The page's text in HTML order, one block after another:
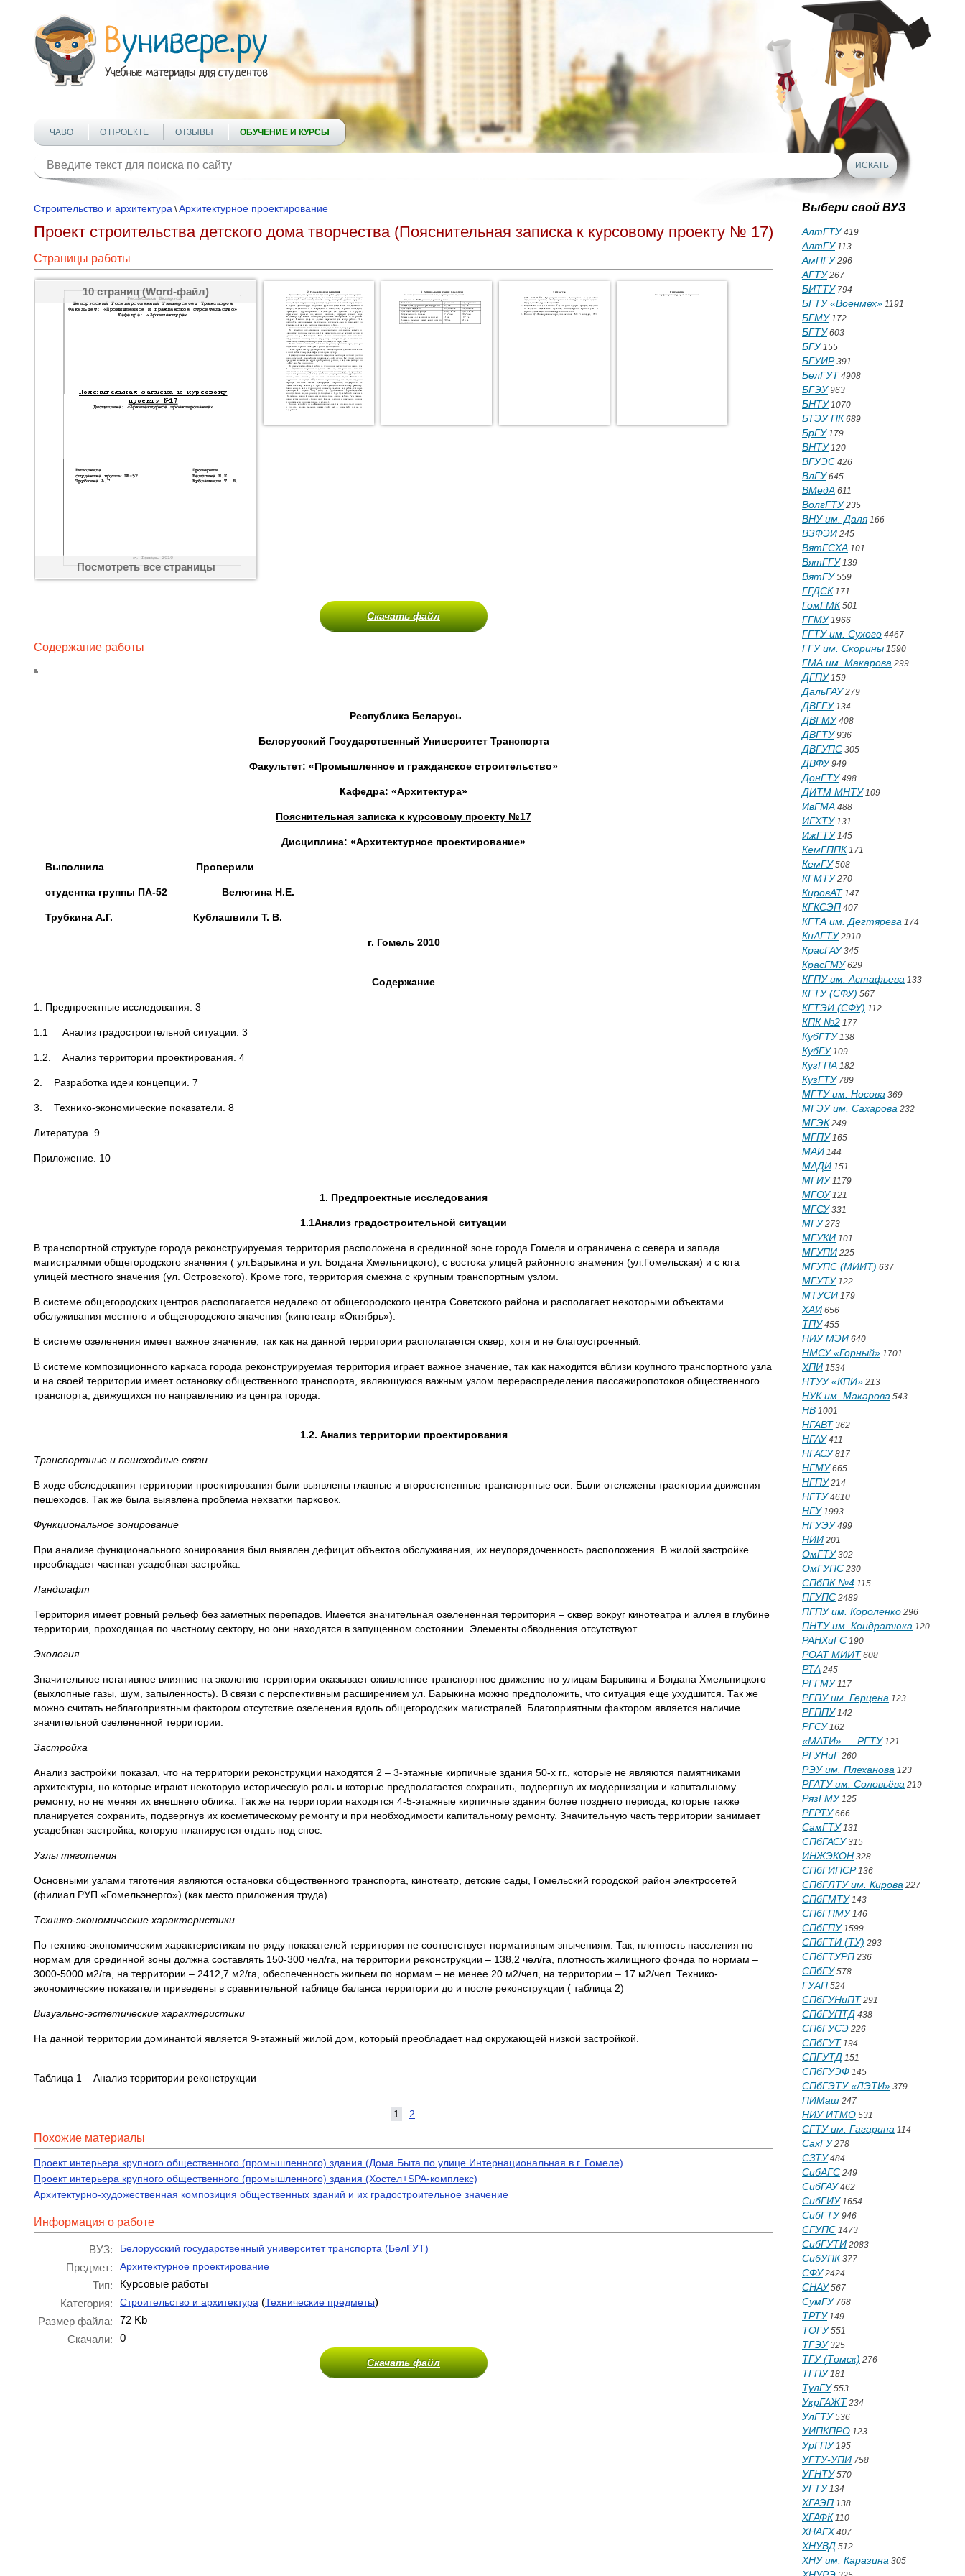
ЧАВО О ПРОЕКТЕ ОТЗЫВЫ ОБУЧЕНИЕ И КУРСЫ
Строительство и архитектура \Архитектурное проектирование
Проект строительства детского дома творчества (Пояснительная записка к курсовому проекту № 17)
Страницы работы
10 страниц (Word-файл)
Посмотреть все страницы
Скачать файл
Содержание работы
Республика Беларусь
Белорусский Государственный Университет Транспорта
Факультет: «Промышленное и гражданское строительство»
Кафедра: «Архитектура»
Пояснительная записка к курсовому проекту №17
Дисциплина: «Архитектурное проектирование»
Выполнила Проверили
студентка группы ПА-52 Велюгина Н.Е.
Трубкина А.Г. Кублашвили Т. В.
г. Гомель 2010
Содержание
1. Предпроектные исследования. 3
1.1 Анализ градостроительной ситуации. 3
1.2. Анализ территории проектирования. 4
2. Разработка идеи концепции. 7
3. Технико-экономические показатели. 8
Литература. 9
Приложение. 10
1. Предпроектные исследования
1.1Анализ градостроительной ситуации
В транспортной структуре города реконструируемая территория расположена в срединной зоне города Гомеля и ограничена с севера и запада
магистралями общегородского значения ( ул.Барыкина и ул. Богдана Хмельницкого), с востока улицей районного знамения (ул.Гомельская) и с юга
улицей местного значения (ул. Островского). Кроме того, территория смежна с крупным транспортным узлом.
В системе общегородских центров располагается недалеко от общегородского центра Советского района и располагает некоторыми объектами
обслуживания местного и общегородского значения (кинотеатр «Октябрь»).
В системе озеленения имеет важное значение, так как на данной территории располагается сквер, хотя и не благоустроенный.
В системе композиционного каркаса города реконструируемая территория играет важное значение, так как находится вблизи крупного транспортного узла
и на своей территории имеет остановку общественного транспорта, являющуюся важным узлом перераспределения пассажиропотоков общественного
транспорта, движущихся по направлению из центра города.
1.2. Анализ территории проектирования
Транспортные и пешеходные связи
В ходе обследования территории проектирования были выявлены главные и второстепенные транспортные оси. Были отслежены траектории движения
пешеходов. Так же была выявлена проблема нехватки парковок.
Функциональное зонирование
При анализе функционального зонирования был выявлен дефицит объектов обслуживания, их неупорядоченность расположения. В жилой застройке
преобладает частная усадебная застройка.
Ландшафт
Территория имеет ровный рельеф без заметных перепадов. Имеется значительная озелененная территория – сквер вокруг кинотеатра и аллея в глубине
территории, проходящая по частному сектору, но они находятся в запущенном состоянии. Элементы обводнения отсутствуют.
Экология
Значительное негативное влияние на экологию территории оказывает оживленное транспортное движение по улицам Барыкина и Богдана Хмельницкого
(выхлопные газы, шум, запыленность). В связи с перспективным расширением ул. Барыкина можно предположить, что ситуация еще ухудшится. Так же
можно считать неблагоприятным фактором отсутствие озеленения вдоль общегородских магистралей. Благоприятным фактором является наличие
значительной озелененной территории.
Застройка
Анализ застройки показал, что на территории реконструкции находятся 2 – 3-этажные кирпичные здания 50-х гг., которые не являются памятниками
архитектуры, но которые играют некоторую историческую роль и которые предполагается сохранить, подвергнув их модернизации и капитальному
ремонту, но не меняя их внешнего облика. Так же на территории находятся 4-5-этажные кирпичные здания более позднего периода, которые также
планируется сохранить, подвергнув их косметическому ремонту и при необходимости капитальному ремонту. Значительную часть территории занимает
усадебная застройка, которую планируется отдать под снос.
Узлы тяготения
Основными узлами тяготения являются остановки общественного транспорта, кинотеатр, детские сады, Гомельский городской район электросетей
(филиал РУП «Гомельэнерго») (как место приложения труда).
Технико-экономические характеристики
По технико-экономическим характеристикам по ряду показателей территория не соответствует нормативным знычениям. Так, плотность населения по
нормам для срединной зоны должна составлять 150-300 чел/га, на территории реконструкции – 138,2 чел/га, плотность жилищного фонда по нормам –
3000-5000 м2/га, на территории – 2412,7 м2/га, обеспеченность жильем по нормам – не менее 20 м2/чел, на территории – 17 м2/чел. Технико-
экономические показатели приведены в сравнительной таблице баланса территории до и после реконструкции ( таблица 2)
Визуально-эстетические характеристики
На данной территории доминантой является 9-этажный жилой дом, который преобладает над окружающей низкой застройкой.
Таблица 1 – Анализ территории реконструкции
1 2
Похожие материалы
Проект интерьера крупного общественного (промышленного) здания (Дома Быта по улице Интернациональная в г. Гомеле)
Проект интерьера крупного общественного (промышленного) здания (Хостел+SPA-комплекс)
Архитектурно-художественная композиция общественных зданий и их градостроительное значение
Информация о работе
ВУЗ: Белорусский государственный университет транспорта (БелГУТ)
Предмет: Архитектурное проектирование
Тип:
Курсовые работы
Категория:
Строительство и архитектура (Технические предметы)
Размер файла:
72 Kb
Скачали:
0
Скачать файл
Выбери свой ВУЗ
АлтГТУ419
АлтГУ113
АмПГУ296
АГТУ267
БИТТУ794
БГТУ «Военмех» 1191
БГМУ172
БГТУ603
БГУ155
БГУИР391
БелГУТ 4908
БГЭУ963
БНТУ1070
БТЭУ ПК 689
БрГУ179
ВНТУ120
ВГУЭС 426
ВлГУ645
ВМедА 611
ВолгГТУ235
ВНУ им. Даля166
ВЗФЭИ 245
ВятГСХА 101
ВятГГУ139
ВятГУ559
ГГДСК 171
ГомГМК 501
ГГМУ1966
ГГТУ им. Сухого 4467
ГГУ им. Скорины 1590
ГМА им. Макарова 299
ДГПУ159
ДальГАУ279
ДВГГУ134
ДВГМУ408
ДВГТУ936
ДВГУПС 305
ДВФУ949
ДонГТУ498
ДИТМ МНТУ109
ИвГМА 488
ИГХТУ131
ИжГТУ145
КемГППК 171
КемГУ508
КГМТУ270
КировАТ 147
КГКСЭП 407
КГТА им. Дегтярева 174
КнАГТУ2910
КрасГАУ345
КрасГМУ629
КГПУ им. Астафьева 133
КГТУ (СФУ) 567
КГТЭИ (СФУ) 112
КПК №2 177
КубГТУ138
КубГУ109
КузГПА 182
КузГТУ789
МГТУ им. Носова 369
МГЭУ им. Сахарова 232
МГЭК 249
МГПУ165
МАИ 144
МАДИ 151
МГИУ1179
МГОУ121
МГСУ331
МГУ273
МГУКИ 101
МГУПИ 225
МГУПС (МИИТ) 637
МГУТУ122
МТУСИ 179
ХАИ 656
ТПУ455
НИУ МЭИ 640
НМСУ «Горный» 1701
ХПИ 1534
НТУУ «КПИ» 213
НУК им. Макарова 543
НВ 1001
НГАВТ 362
НГАУ411
НГАСУ817
НГМУ665
НГПУ214
НГТУ4610
НГУ1993
НГУЭУ499
НИИ 201
ОмГТУ302
ОмГУПС 230
СПбПК №4 115
ПГУПС 2489
ПГПУ им. Короленко 296
ПНТУ им. Кондратюка 120
РАНХиГС 190
РОАТ МИИТ 608
РТА 245
РГГМУ117
РГПУ им. Герцена 123
РГППУ142
РГСУ162
«МАТИ» — РГТУ121
РГУНиГ 260
РЭУ им. Плеханова 123
РГАТУ им. Соловьёва 219
РязГМУ125
РГРТУ666
СамГТУ131
СПбГАСУ315
ИНЖЭКОН 328
СПбГИПСР136
СПбГЛТУ им. Кирова 227
СПбГМТУ143
СПбГПМУ146
СПбГПУ1599
СПбГТИ (ТУ) 293
СПбГТУРП 236
СПбГУ578
ГУАП 524
СПбГУНиПТ 291
СПбГУПТД 438
СПбГУСЭ 226
СПбГУТ 194
СПГУТД 151
СПбГУЭФ 145
СПбГЭТУ «ЛЭТИ» 379
ПИМаш 247
НИУ ИТМО 531
СГТУ им. Гагарина 114
СахГУ278
СЗТУ484
СибАГС 249
СибГАУ462
СибГИУ1654
СибГТУ946
СГУПС 1473
СибГУТИ 2083
СибУПК 377
СФУ2424
СНАУ567
СумГУ768
ТРТУ149
ТОГУ551
ТГЭУ325
ТГУ (Томск) 276
ТГПУ181
ТулГУ553
УкрГАЖТ 234
УлГТУ536
УИПКПРО 123
УрГПУ195
УГТУ-УПИ 758
УГНТУ570
УГТУ134
ХГАЭП 138
ХГАФК 110
ХНАГХ 407
ХНУВД 512
ХНУ им. Каразина 305